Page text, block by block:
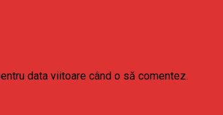
data viitoare când o să comentez.